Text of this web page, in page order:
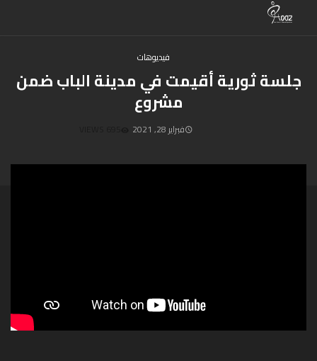
فيديوهات
جلسة ثورية أقيمت في مدينة الباب ضمن
مشروع
فبراير 28, 2021